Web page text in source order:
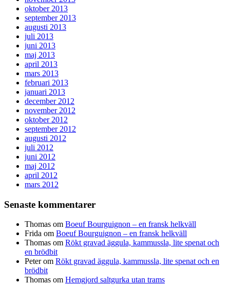
oktober 2013
september 2013
augusti 2013
juli 2013
juni 2013
maj 2013
april 2013
mars 2013
februari 2013
januari 2013
december 2012
november 2012
oktober 2012
september 2012
augusti 2012
juli 2012
juni 2012
maj 2012
april 2012
mars 2012
Senaste kommentarer
Thomas om Boeuf Bourguignon – en fransk helkväll
Frida om Boeuf Bourguignon – en fransk helkväll
Thomas om Rökt gravad äggula, kammussla, lite spenat och
en brödbit
Peterom Rökt gravad äggula, kammussla, lite spenat och en
brödbit
Thomas om Hemgjord saltgurka utan trams